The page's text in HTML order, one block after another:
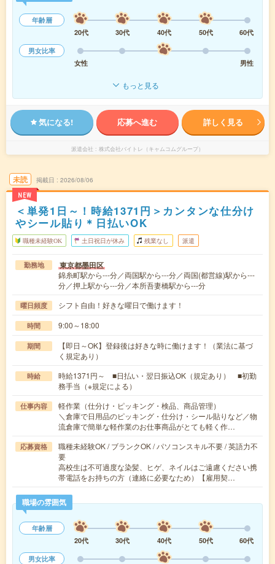
年齢層
20代
30代 40代 50代
60代
男女比率
女性
男性
もっと見る
気になる! 応募へ進む 詳しく見る
派遣会社 株式会社バイトレ（キャムコムグループ）
未読
NEW
掲載日 2026/08/06
＜単発1日～！時給1371円＞カンタンな仕分け
やシール貼り＊日払いOK
職種未経験OK 土日祝日が休み 残業なし 派遣
勤務地 東京都墨田区
錦糸町駅から---分／両国駅から---分／両国(都営線)駅から---
分／押上駅から---分／本所吾妻橋駅から---分
曜日頻度 シフト自由！好きな曜日で働けます！
時間 9:00～18:00
期間
【即日～OK】登録後は好きな時に働けます！（業法に基づ
く規定あり）
時給
時給1371円～ ■日払い・翌日振込OK（規定あり） ■初勤
務手当（※規定による）
仕事内容
軽作業（仕分け・ピッキング・検品、商品管理）
＼倉庫で日用品のピッキング・仕分け・シール貼りなど／物
流倉庫で簡単な軽作業のお仕事商品がとても軽く作…
応募資格
職種未経験OK / ブランクOK / パソコンスキル不要 / 英語力不
要
高校生は不可過度な染髪、ヒゲ、ネイルはご遠慮ください携
帯電話をお持ちの方（連絡に必要なため）【雇用契…
職場の雰囲気
年齢層
20代
30代 40代 50代
60代
男女比率